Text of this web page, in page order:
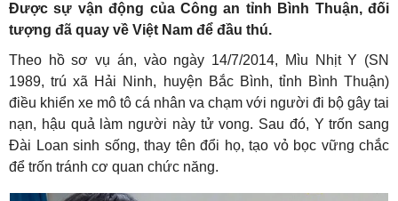
Được sự vận động của Công an tỉnh Bình Thuận, đối
tượng đã quay về Việt Nam để đầu thú.
Theo hồ sơ vụ án, vào ngày 14/7/2014, Mìu Nhịt Y (SN
1989, trú xã Hải Ninh, huyện Bắc Bình, tỉnh Bình Thuận)
điều khiển xe mô tô cá nhân va chạm với người đi bộ gây tai
nạn, hậu quả làm người này tử vong. Sau đó, Y trốn sang
Đài Loan sinh sống, thay tên đổi họ, tạo vỏ bọc vững chắc
để trốn tránh cơ quan chức năng.